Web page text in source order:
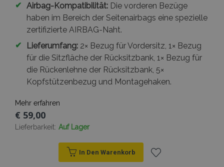
✔ Airbag-Kompatibilität: Die vorderen Bezüge
haben im Bereich der Seitenairbags eine spezielle
zertifizierte AIRBAG-Naht.
✔
Lieferumfang: 2× Bezug für Vordersitz, 1× Bezug
für die Sitzfläche der Rücksitzbank, 1× Bezug für
die Rückenlehne der Rücksitzbank, 5×
Kopfstützenbezug und Montagehaken.
Mehr erfahren
€ 59,00
Lieferbarkeit: Auf Lager
In Den Warenkorb